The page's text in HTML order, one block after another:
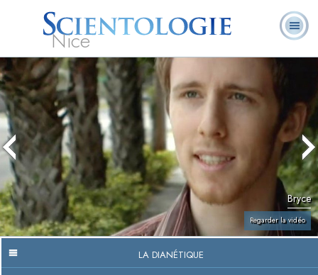
Nice
L. Ron Hubbard
Qu’est-ce que la
Scientologie ?
Bryce
Regarder la vidéo
LA DIANÉTIQUE